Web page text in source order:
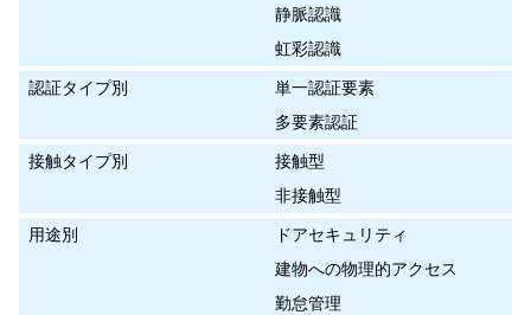
静脈認識
虹彩認識
認証タイプ別
単一認証要素
多要素認証
接触タイプ別
接触型
非接触型
用途別
ドアセキュリティ
建物への物理的アクセス
勤怠管理